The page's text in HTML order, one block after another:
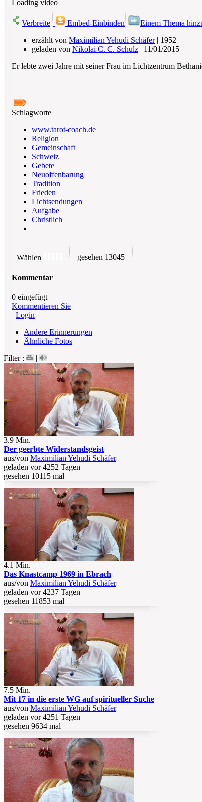
Loading video
Verbreite Embed-Einbinden Einem Thema
erzählt von Maximilian Yehudi Schäfer| 1952
geladen von Nikolai C. C. Schulz | 11/01/2015
Er lebte zwei Jahre mit seiner Frau im Lichtzentrum
Schlagworte
www.tarot-coach.de
Religion
Gemeinschaft
Schweiz
Gebete
Neuoffenbarung
Tradition
Frieden
Lichtsendungen
Aufgabe
Christlich
Wählen gesehen 13045
Kommentar
0 eingefügt
Kommentieren Sie
Login
Andere Erinnerungen
Ähnliche Fotos
Filter :
|
3.9 Min.
Der geerbte Widerstandsgeist
aus/von Maximilian Yehudi Schäfer
geladen vor 4252 Tagen
gesehen 10115 mal
4.1 Min.
Das Knastcamp 1969 in Ebrach
aus/von Maximilian Yehudi Schäfer
geladen vor 4237 Tagen
gesehen 11853 mal
7.5 Min.
Mit 17 in die erste WG auf spiritueller Suche
aus/von Maximilian Yehudi Schäfer
geladen vor 4251 Tagen
gesehen 9634 mal